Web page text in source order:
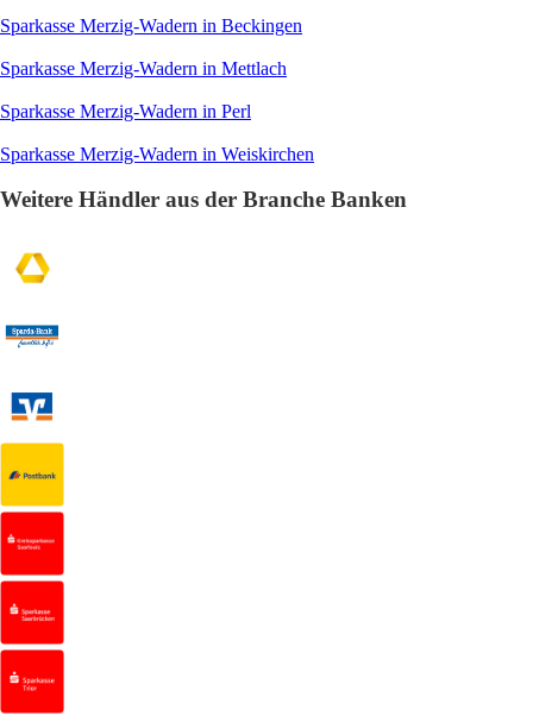
Sparkasse Merzig-Wadern in Beckingen
Sparkasse Merzig-Wadern in Mettlach
Sparkasse Merzig-Wadern in Perl
Sparkasse Merzig-Wadern in Weiskirchen
Weitere Händler aus der Branche Banken